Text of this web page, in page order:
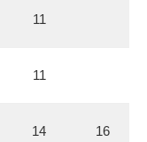
11
11
14 16